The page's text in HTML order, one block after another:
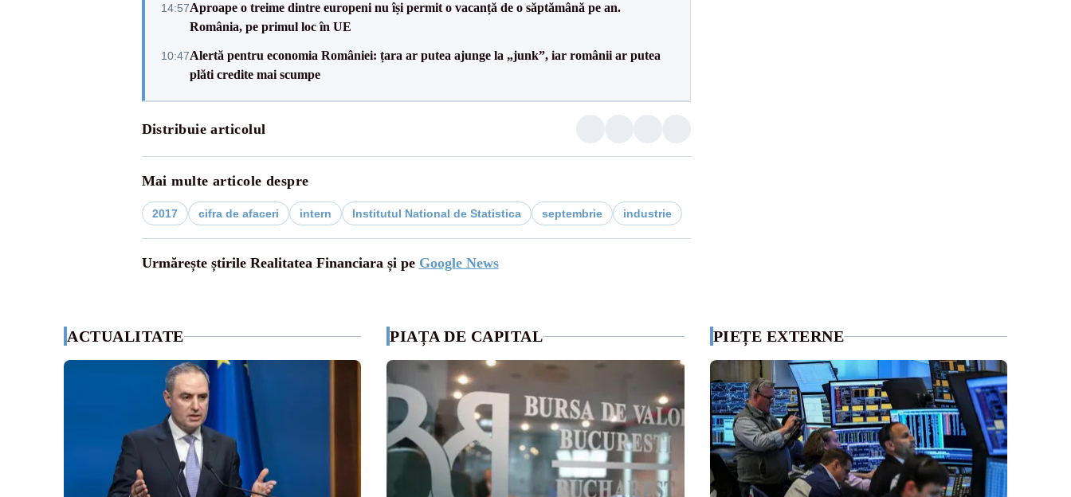
14:57Aproape o treime dintre europeni nu își permit o vacanță de o săptămână pe an.
România, pe primul loc în UE
10:47Alertă pentru economia României: țara ar putea ajunge la „junk”, iar românii ar putea
plăti credite mai scumpe
Distribuie articolul
Mai multe articole despre
2017 cifra de afaceri intern Institutul National de Statistica septembrie industrie
Urmărește știrile Realitatea Financiara și pe Google News
ACTUALITATE PIAȚA DE CAPITAL PIEȚE EXTERNE